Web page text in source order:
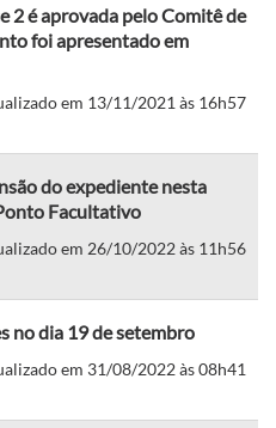
2 é aprovada pelo Comitê de
foi apresentado em
em 13/11/2021 às 16h57
do expediente nesta
Facultativo
em 26/10/2022 às 11h56
no dia 19 de setembro
em 31/08/2022 às 08h41